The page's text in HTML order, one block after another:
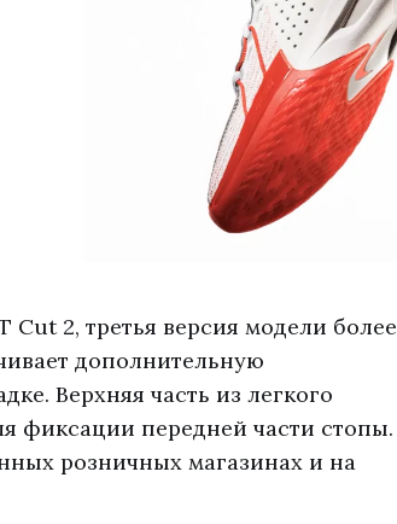
Cut 2, третья версия модели более
дополнительную
Верхняя часть из легкого
фиксации передней части стопы.
розничных магазинах и на